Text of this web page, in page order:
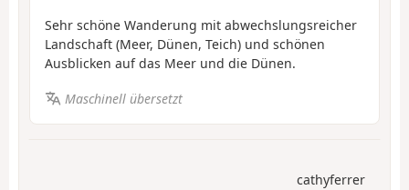
Sehr schöne Wanderung mit abwechslungsreicher
Landschaft (Meer, Dünen, Teich) und schönen
Ausblicken auf das Meer und die Dünen.
Maschinell übersetzt
cathyferrer